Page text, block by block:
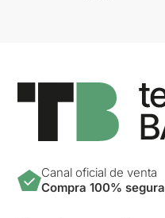
Canal oficial de venta
Compra 100% segura